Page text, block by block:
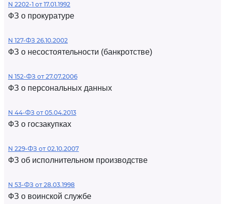
N 2202-1 от 17.01.1992
ФЗ о прокуратуре
N 127-ФЗ 26.10.2002
ФЗ о несостоятельности (банкротстве)
N 152-ФЗ от 27.07.2006
ФЗ о персональных данных
N 44-ФЗ от 05.04.2013
ФЗ о госзакупках
N 229-ФЗ от 02.10.2007
ФЗ об исполнительном производстве
N 53-ФЗ от 28.03.1998
ФЗ о воинской службе